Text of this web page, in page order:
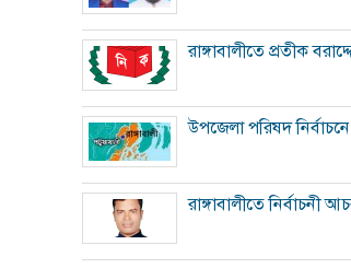
রাঙ্গাবালীতে প্রতীক
উপজেলা পরিষদ
রাঙ্গাবালীতে নির্বাচনী